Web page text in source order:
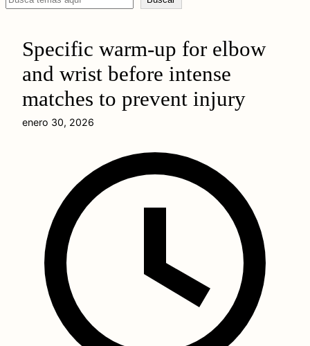
Specific warm-up for elbow
and wrist before intense
matches to prevent injury
enero 30, 2026